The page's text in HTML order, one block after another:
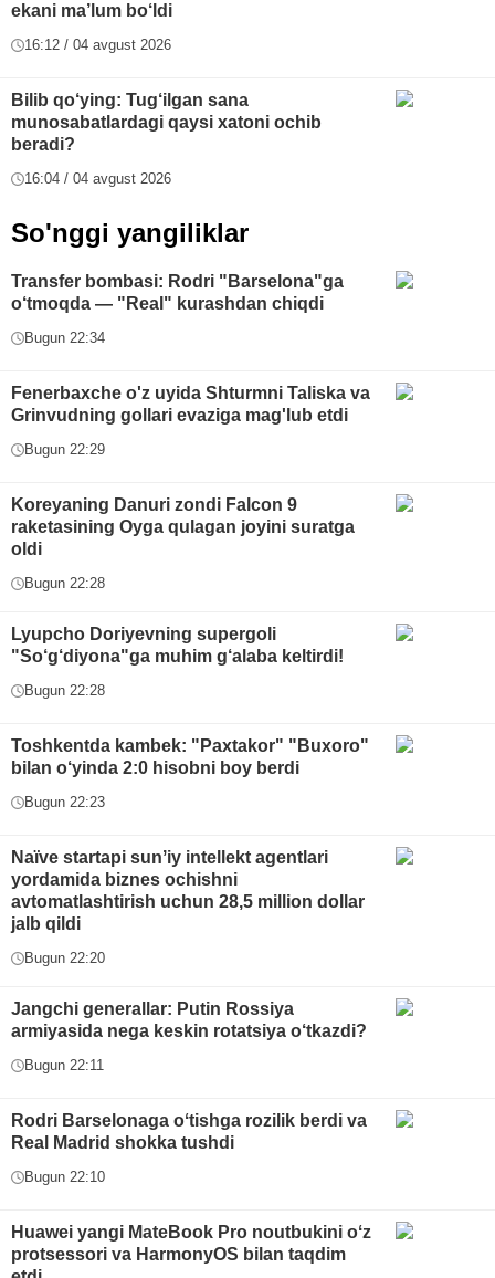
ekani ma’lum bo‘ldi
16:12 / 04 avgust 2026
Bilib qo‘ying: Tug‘ilgan sana
munosabatlardagi qaysi xatoni ochib
beradi?
16:04 / 04 avgust 2026
So'nggi yangiliklar
Transfer bombasi: Rodri "Barselona"ga
o‘tmoqda — "Real" kurashdan chiqdi
Bugun 22:34
Fenerbaxche o'z uyida Shturmni Taliska va
Grinvudning gollari evaziga mag'lub etdi
Bugun 22:29
Koreyaning Danuri zondi Falcon 9
raketasining Oyga qulagan joyini suratga
oldi
Bugun 22:28
Lyupcho Doriyevning supergoli
"So‘g‘diyona"ga muhim g‘alaba keltirdi!
Bugun 22:28
Toshkentda kambek: "Paxtakor" "Buxoro"
bilan o‘yinda 2:0 hisobni boy berdi
Bugun 22:23
Naïve startapi sunʼiy intellekt agentlari
yordamida biznes ochishni
avtomatlashtirish uchun 28,5 million dollar
jalb qildi
Bugun 22:20
Jangchi generallar: Putin Rossiya
armiyasida nega keskin rotatsiya o‘tkazdi?
Bugun 22:11
Rodri Barselonaga oʻtishga rozilik berdi va
Real Madrid shokka tushdi
Bugun 22:10
Huawei yangi MateBook Pro noutbukini oʻz
protsessori va HarmonyOS bilan taqdim